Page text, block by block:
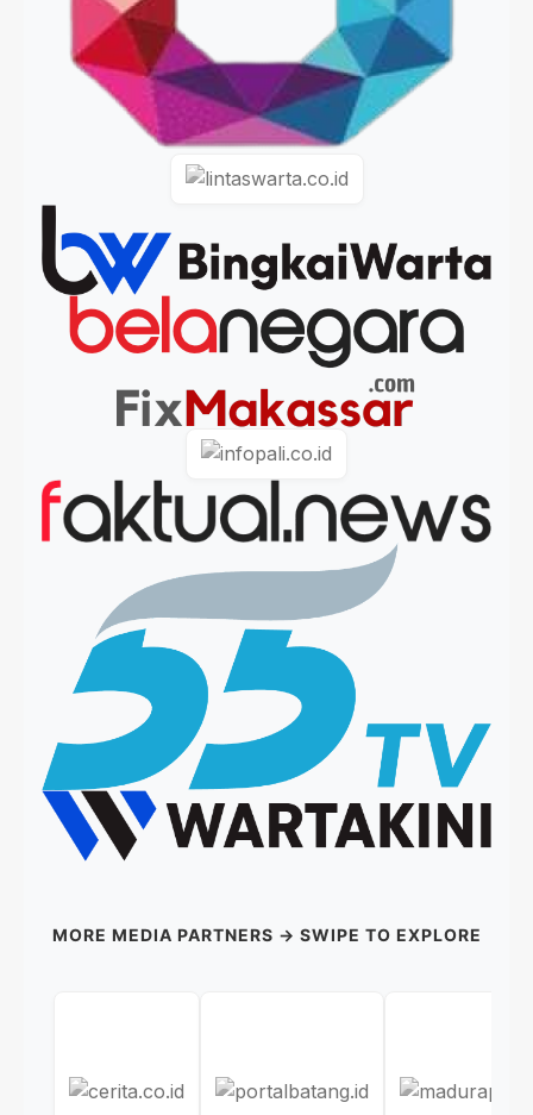
MORE MEDIA PARTNERS → SWIPE TO EXPLORE